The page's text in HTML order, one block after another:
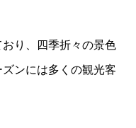
り、四季折々の景色
ンには多くの観光客